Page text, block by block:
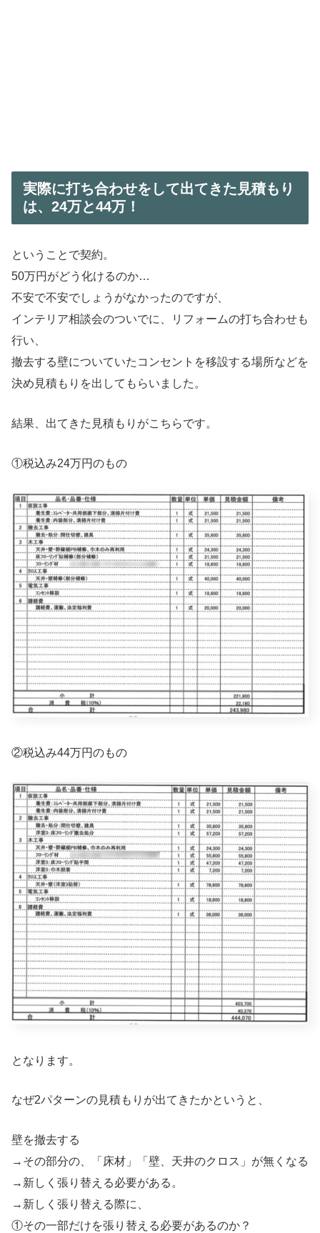
実際に打ち合わせをして出てきた見積もり
は、24万と44万！
ということで契約。
50万円がどう化けるのか…
不安で不安でしょうがなかったのですが、
インテリア相談会のついでに、リフォームの打ち合わせも
行い、
撤去する壁についていたコンセントを移設する場所などを
決め見積もりを出してもらいました。
結果、出てきた見積もりがこちらです。
①税込み24万円のもの
②税込み44万円のもの
となります。
なぜ2パターンの見積もりが出てきたかというと、
壁を撤去する
→その部分の、「床材」「壁、天井のクロス」が無くなる
→新しく張り替える必要がある。
→新しく張り替える際に、
①その一部だけを張り替える必要があるのか？